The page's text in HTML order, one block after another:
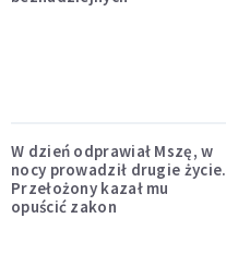
W dzień odprawiał Mszę, w
nocy prowadził drugie życie.
Przełożony kazał mu
opuścić zakon